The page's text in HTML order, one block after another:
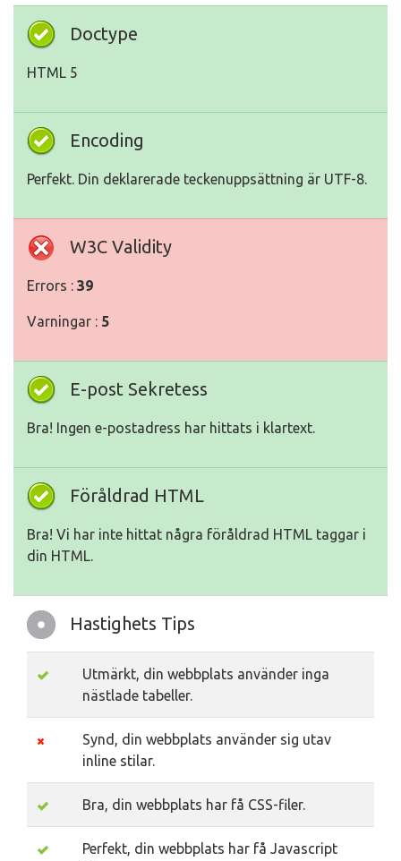
Doctype
HTML 5
Encoding
Perfekt. Din deklarerade teckenuppsättning är UTF-8.
W3C Validity
Errors : 39
Varningar : 5
E-post Sekretess
Bra! Ingen e-postadress har hittats i klartext.
Föråldrad HTML
Bra! Vi har inte hittat några föråldrad HTML taggar i
din HTML.
Hastighets Tips
Utmärkt, din webbplats använder inga
nästlade tabeller.
Synd, din webbplats använder sig utav
inline stilar.
Bra, din webbplats har få CSS-filer.
Perfekt, din webbplats har få Javascript